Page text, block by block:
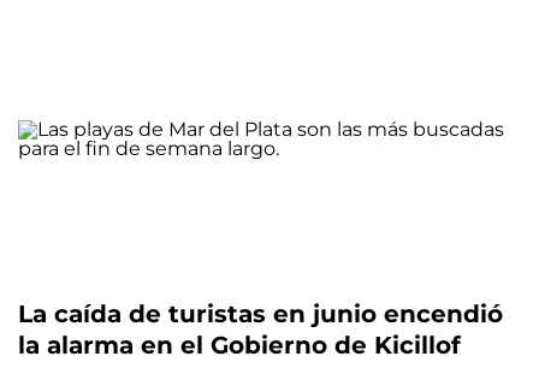
La caída de turistas en junio encendió
la alarma en el Gobierno de Kicillof